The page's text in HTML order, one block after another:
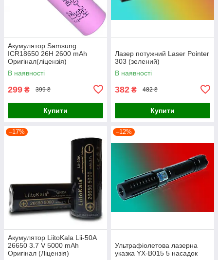
Акумулятор Samsung
ICR18650 26H 2600 mAh
Оригінал(ліцензія)
В наявності
299 ₴ 399 ₴
Купити
Лазер потужний Laser Pointer
303 (зелений)
В наявності
382 ₴ 482 ₴
Купити
–17%
Акумулятор LiitoKala Lii-50A
26650 3.7 V 5000 mAh
Оригінал (Ліцензія)
–12%
Ультрафіолетова лазерна
указка YX-B015 5 насадок